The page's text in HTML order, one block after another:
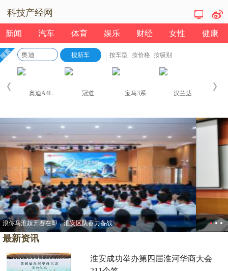
科技产经网
新闻 汽车 体育 娱乐 财经 女性 健康
浪你马淮超开赛在即，淮安区队蓄力备战
最新资讯
淮安成功举办第四届淮河华商大会